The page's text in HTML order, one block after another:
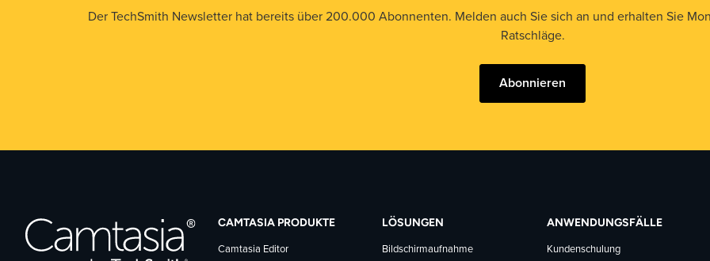
Der TechSmith Newsletter hat bereits über 200.000 Abonnenten. Melden auch Sie sich an und erhalten Sie
Ratschläge.
Abonnieren
CAMTASIA PRODUKTE
Camtasia Editor
LÖSUNGEN
Bildschirmaufnahme
ANWENDUNGSFÄLLE
Kundenschulung